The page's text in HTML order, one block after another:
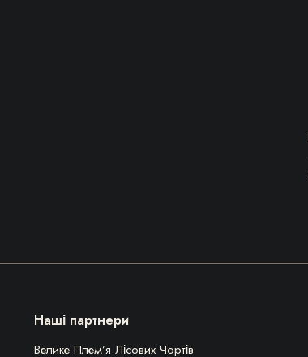
Наші партнери
Велике Плем’я Лісових Чортів